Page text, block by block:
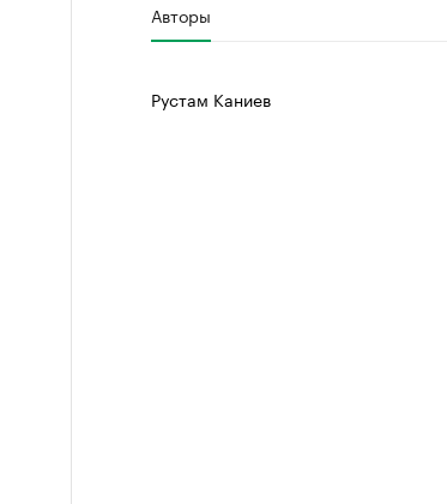
Авторы
Рустам Каниев